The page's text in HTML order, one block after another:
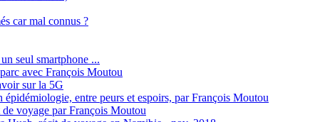
car mal connus ?
seul smartphone ...
avec François Moutou
sur la 5G
épidémiologie, entre peurs et espoirs, par François Moutou
voyage par François Moutou